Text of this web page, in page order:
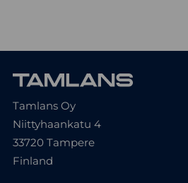
Tamlans Oy
Niittyhaankatu 4
33720 Tampere
Finland